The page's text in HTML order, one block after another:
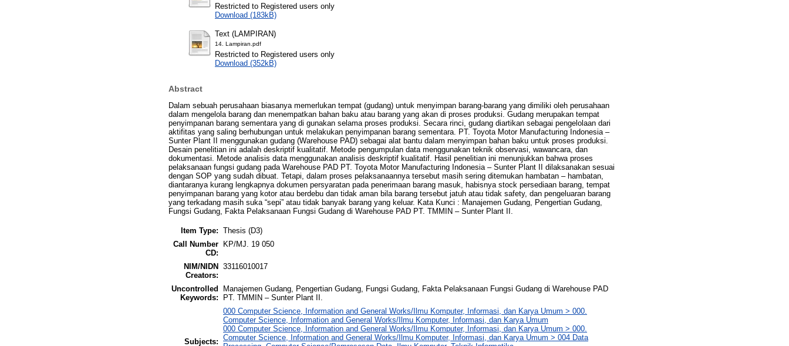
Restricted to Registered users only
Download (183kB)
Text (LAMPIRAN)
14. Lampiran.pdf
Restricted to Registered users only
Download (352kB)
Abstract
Dalam sebuah perusahaan biasanya memerlukan tempat (gudang) untuk menyimpan barang-barang yang dimiliki oleh perusahaan
dalam mengelola barang dan menempatkan bahan baku atau barang yang akan di proses produksi. Gudang merupakan tempat
penyimpanan barang sementara yang di gunakan selama proses produksi. Secara rinci, gudang diartikan sebagai pengelolaan dari
aktifitas yang saling berhubungan untuk melakukan penyimpanan barang sementara. PT. Toyota Motor Manufacturing Indonesia –
Sunter Plant II menggunakan gudang (Warehouse PAD) sebagai alat bantu dalam menyimpan bahan baku untuk proses produksi.
Desain penelitian ini adalah deskriptif kualitatif. Metode pengumpulan data menggunakan teknik observasi, wawancara, dan
dokumentasi. Metode analisis data menggunakan analisis deskriptif kualitatif. Hasil penelitian ini menunjukkan bahwa proses
pelaksanaan fungsi gudang pada Warehouse PAD PT. Toyota Motor Manufacturing Indonesia – Sunter Plant II dilaksanakan sesuai
dengan SOP yang sudah dibuat. Tetapi, dalam proses pelaksanaannya tersebut masih sering ditemukan hambatan – hambatan,
diantaranya kurang lengkapnya dokumen persyaratan pada penerimaan barang masuk, habisnya stock persediaan barang, tempat
penyimpanan barang yang kotor atau berdebu dan tidak aman bila barang tersebut jatuh atau tidak safety, dan pengeluaran barang
yang terkadang masih suka “sepi” atau tidak banyak barang yang keluar. Kata Kunci : Manajemen Gudang, Pengertian Gudang,
Fungsi Gudang, Fakta Pelaksanaan Fungsi Gudang di Warehouse PAD PT. TMMIN – Sunter Plant II.
Item Type: Thesis (D3)
Call Number
CD:
KP/MJ. 19 050
NIM/NIDN
Creators:
33116010017
Uncontrolled
Keywords:
Manajemen Gudang, Pengertian Gudang, Fungsi Gudang, Fakta Pelaksanaan Fungsi Gudang di Warehouse PAD
PT. TMMIN – Sunter Plant II.
Subjects:
000 Computer Science, Information and General Works/Ilmu Komputer, Informasi, dan Karya Umum > 000.
Computer Science, Information and General Works/Ilmu Komputer, Informasi, dan Karya Umum
000 Computer Science, Information and General Works/Ilmu Komputer, Informasi, dan Karya Umum > 000.
Computer Science, Information and General Works/Ilmu Komputer, Informasi, dan Karya Umum > 004 Data